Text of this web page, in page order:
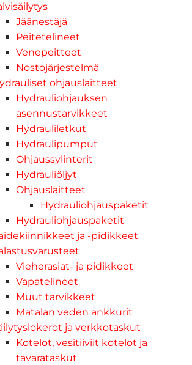
Jäänestäjä
Peitetelineet
Venepeitteet
Nostojärjestelmä
ohjauslaitteet
Hydrauliohjauksen
asennustarvikkeet
Hydrauliletkut
Hydraulipumput
Ohjaussylinterit
Hydrauliöljyt
Ohjauslaitteet
Hydrauliohjauspaketit
Hydrauliohjauspaketit
ja -pidikkeet
Vieherasiat- ja pidikkeet
Vapatelineet
Muut tarvikkeet
Matalan veden ankkurit
ja verkkotaskut
Kotelot, vesitiiviit kotelot ja
tavarataskut